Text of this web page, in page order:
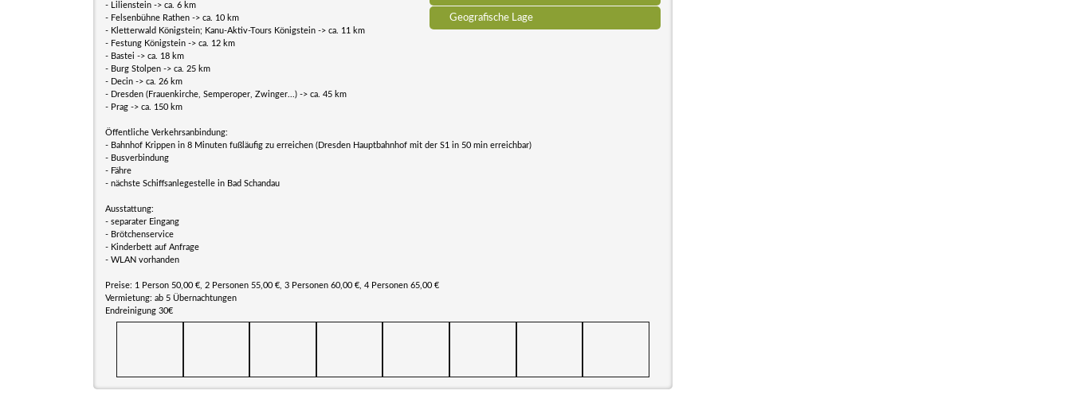
Geografische Lage
- Lilienstein -> ca. 6 km
- Felsenbühne Rathen -> ca. 10 km
- Kletterwald Königstein; Kanu-Aktiv-Tours Königstein -> ca. 11 km
- Festung Königstein -> ca. 12 km
- Bastei -> ca. 18 km
- Burg Stolpen -> ca. 25 km
- Decin -> ca. 26 km
- Dresden (Frauenkirche, Semperoper, Zwinger...) -> ca. 45 km
- Prag -> ca. 150 km
Öffentliche Verkehrsanbindung:
- Bahnhof Krippen in 8 Minuten fußläufig zu erreichen (Dresden Hauptbahnhof mit der S1 in 50 min erreichbar)
- Busverbindung
- Fähre
- nächste Schiffsanlegestelle in Bad Schandau
Ausstattung:
- separater Eingang
- Brötchenservice
- Kinderbett auf Anfrage
- WLAN vorhanden
Preise: 1 Person 50,00 €, 2 Personen 55,00 €, 3 Personen 60,00 €, 4 Personen 65,00 €
Vermietung: ab 5 Übernachtungen
Endreinigung 30€